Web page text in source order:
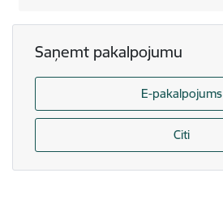
Saņemt pakalpojumu
E-pakalpojums
Citi